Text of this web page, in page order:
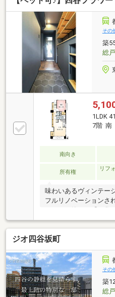
その
築
総
1LDK
7階 南
南向き
所有権
リフ
味わいあるヴィンテー
フルリノベーションさ
■『四ツ谷駅』『市ヶ
JR・東京メトロが利用
ズにアクセスできます
建物も無く、眺望良好です。 ■角部屋につ
り通風良好です。 ■シ
モール」まで徒歩7分
族のお出かけに利用
活環境ともに魅力的な
ジオ四谷坂町
その
築
総